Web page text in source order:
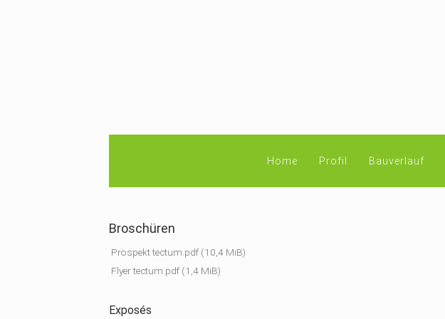
Home Profil Bauverlauf
Broschüren
Prospekt tectum.pdf (10,4 MiB)
Flyer tectum.pdf (1,4 MiB)
Exposés